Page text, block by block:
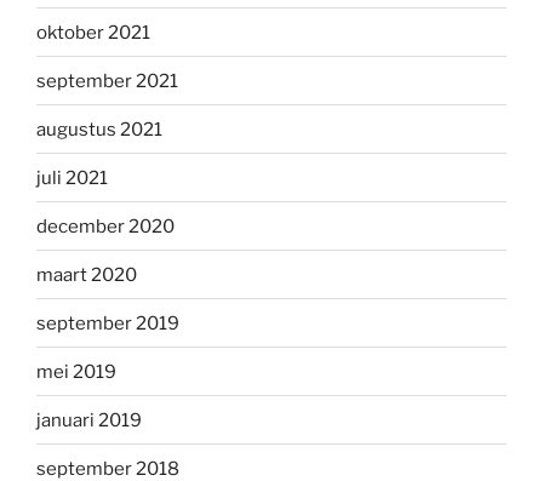
oktober 2021
september 2021
augustus 2021
juli 2021
december 2020
maart 2020
september 2019
mei 2019
januari 2019
september 2018